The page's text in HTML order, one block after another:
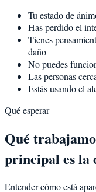
Tu estado de
Has perdido el
Tienes
daño
No puedes
Las personas
Estás usando el
Qué esperar
Qué
principal es la
Entender cómo está